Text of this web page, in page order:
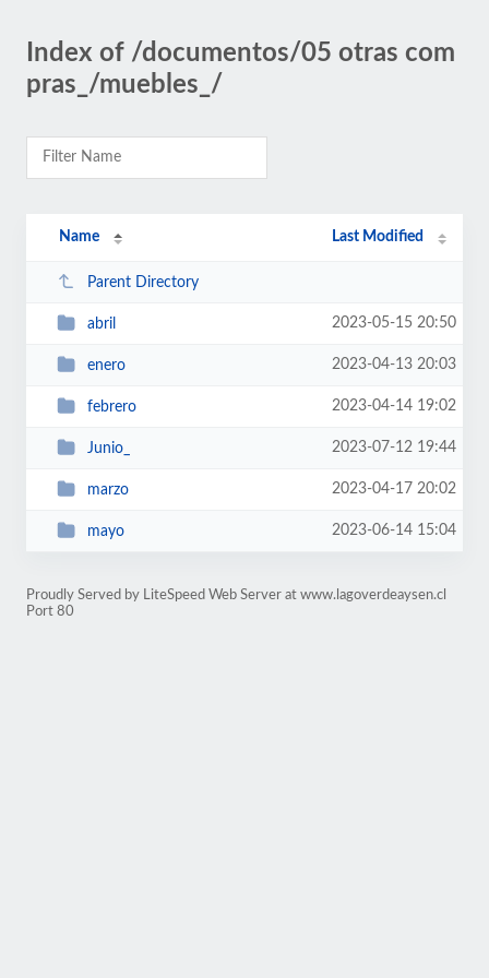
Index of /documentos/05 otras com
pras_/muebles_/
Name Last Modified
Parent Directory
abril 2023-05-15 20:50
enero 2023-04-13 20:03
febrero 2023-04-14 19:02
Junio_ 2023-07-12 19:44
marzo 2023-04-17 20:02
mayo 2023-06-14 15:04
Proudly Served by LiteSpeed Web Server at www.lagoverdeaysen.cl
Port 80